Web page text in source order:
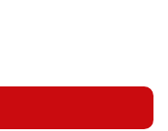
Arbeitsmarkt in
am